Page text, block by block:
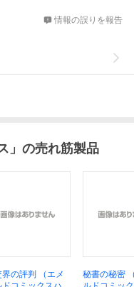
情報の誤りを報告
」の売れ筋製品
界の評判 （エメ
秘書の秘密